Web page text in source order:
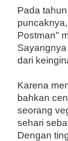
Pada
Postman"
dari
Karena
bahkan
seorang
sehari
Dengan